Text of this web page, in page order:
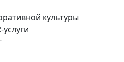
культуры